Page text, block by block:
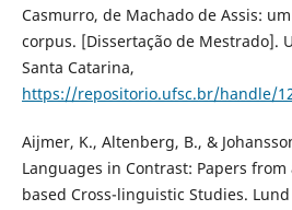
Casmurro, de Machado de Assis:
corpus. [Dissertação de Mestrado].
Santa Catarina,
https://repositorio.ufsc.br/handle/
Aijmer, K., Altenberg, B., &
Languages in Contrast: Papers from
based Cross-linguistic Studies.